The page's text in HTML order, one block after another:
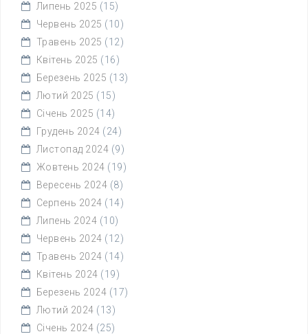
Липень 2025 (15)
Червень 2025 (10)
Травень 2025 (12)
Квітень 2025 (16)
Березень 2025 (13)
Лютий 2025 (15)
Січень 2025 (14)
Грудень 2024 (24)
Листопад 2024 (9)
Жовтень 2024 (19)
Вересень 2024 (8)
Серпень 2024 (14)
Липень 2024 (10)
Червень 2024 (12)
Травень 2024 (14)
Квітень 2024 (19)
Березень 2024 (17)
Лютий 2024 (13)
Січень 2024 (25)